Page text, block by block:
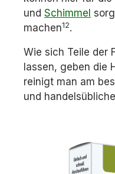
und Schimmel
machen12.
Wie sich Teile der
lassen, geben die
reinigt man am
und